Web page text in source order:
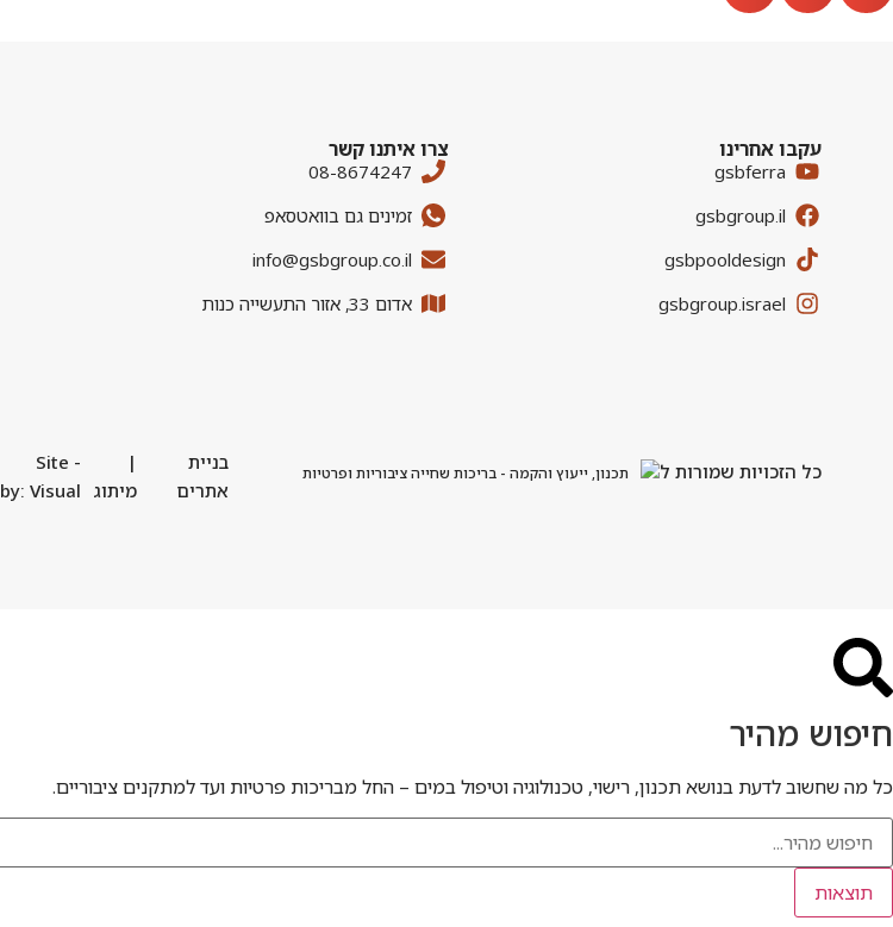
עקבו אחרינו
gsbferra
gsbgroup.il
gsbpooldesign
gsbgroup.israel
צרו איתנו קשר
08-8674247
זמינים גם בוואטסאפ
info@gsbgroup.co.il
אדום 33, אזור התעשייה כנות
כל הזכויות שמורות ל תכנון, ייעוץ והקמה - בריכות שחייה ציבוריות ופרטיות
בניית
אתרים
|
מיתוג
- Site
by: Visual
חיפוש מהיר
כל מה שחשוב לדעת בנושא תכנון, רישוי, טכנולוגיה וטיפול במים – החל מבריכות פרטיות ועד למתקנים ציבוריים.
תוצאות